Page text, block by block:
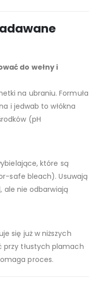
do wełny i
na ubraniu. Formuła
i jedwab to włókna
(pH
które są
safe bleach). Usuwają
ale nie odbarwiają
się już w niższych
tłustych plamach
proces.